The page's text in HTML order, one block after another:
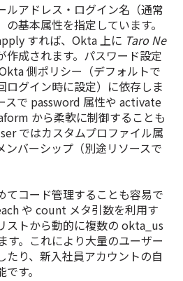
ルアドレス・ログイン名（通常
基本属性を指定しています。
すれば、Okta 上に Taro Ne
成されます。パスワード設定
側ポリシー（デフォルトで
ログイン時に設定）に依存しま
スで password 属性や activate
から柔軟に制御することも
ではカスタムプロファイル属
ンバーシップ（別途リソースで
てコード管理することも容易で
や count メタ引数を利用す
ストから動的に複数の okta_us
す。これにより大量のユーザー
たり、新入社員アカウントの自
す。